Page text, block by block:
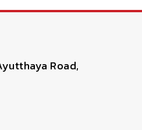
Road,